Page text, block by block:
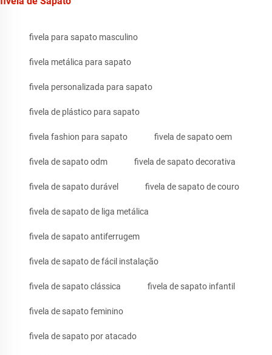
fivela para sapato masculino
fivela metálica para sapato
fivela personalizada para sapato
fivela de plástico para sapato
fivela fashion para sapato fivela de sapato oem
fivela de sapato odm fivela de sapato decorativa
fivela de sapato durável fivela de sapato de couro
fivela de sapato de liga metálica
fivela de sapato antiferrugem
fivela de sapato de fácil instalação
fivela de sapato clássica fivela de sapato infantil
fivela de sapato feminino
fivela de sapato por atacado